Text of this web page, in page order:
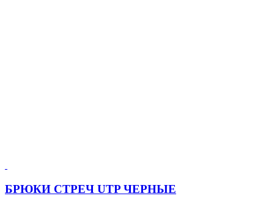
БРЮКИ СТРЕЧ UTP ЧЕРНЫЕ